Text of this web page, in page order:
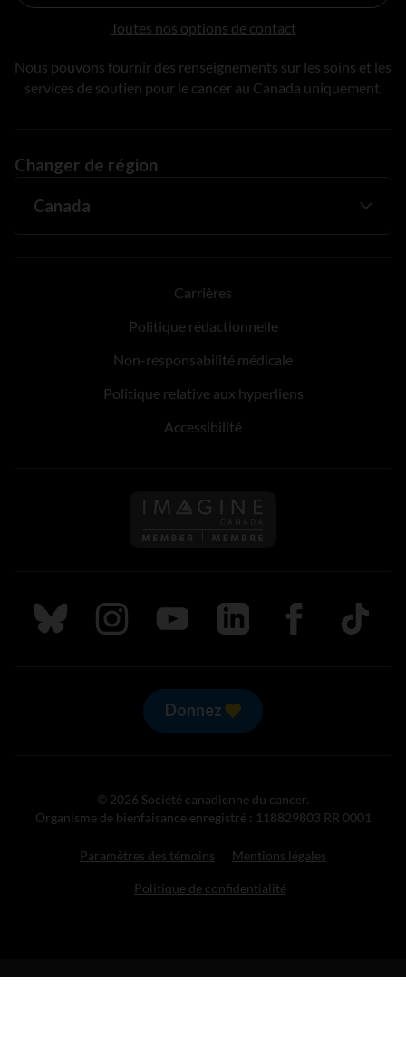
Toutes nos options de contact
Nous pouvons fournir des renseignements sur les soins et les
services de soutien pour le cancer au Canada uniquement.
Changer de région
Carrières
Politique rédactionnelle
Non-responsabilité médicale
Politique relative aux hyperliens
Accessibilité
Suivez nous sur Bluesky
Suivez nous sur Instagram
Suivez nous sur Youtube
Suivez nous sur LinkedIn
Suivez nous sur
TikTok
Donnez
© 2026 Société canadienne du cancer.
Organisme de bienfaisance enregistré : 118829803 RR 0001
Paramètres des témoins Mentions légales
Politique de confidentialité